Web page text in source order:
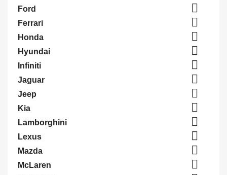
Ford 
Ferrari 
Honda 
Hyundai 
Infiniti 
Jaguar 
Jeep 
Kia 
Lamborghini 
Lexus 
Mazda 
McLaren 